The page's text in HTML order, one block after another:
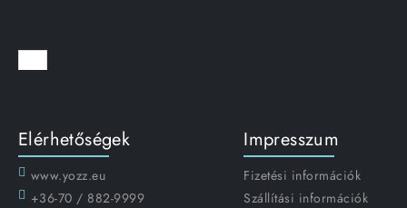
Elérhetőségek
www.yozz.eu
+36-70 / 882-9999
Impresszum
Fizetési információk
Szállítási információk